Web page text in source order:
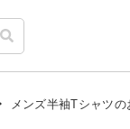
メンズ半袖Tシャツ